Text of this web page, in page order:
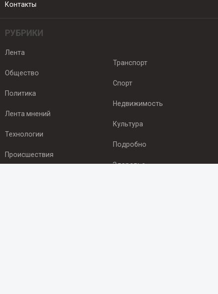
Контакты
РУБРИКИ
Лента
Общество
Политика
Лента мнений
Технологии
Происшествия
Транспорт
Спорт
Недвижимость
Культура
Подробно
Здоровье